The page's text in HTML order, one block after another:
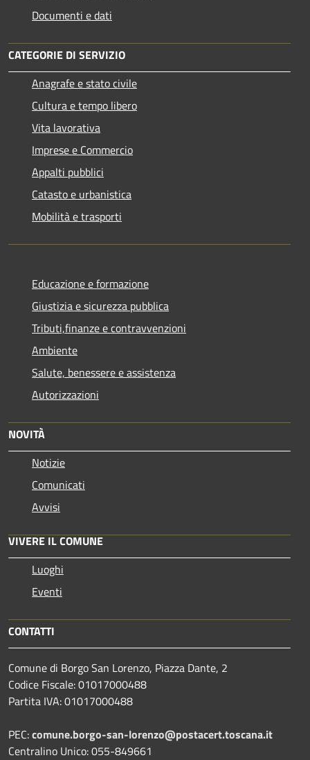
Documenti e dati
CATEGORIE DI SERVIZIO
Anagrafe e stato civile
Cultura e tempo libero
Vita lavorativa
Imprese e Commercio
Appalti pubblici
Catasto e urbanistica
Mobilità e trasporti
Educazione e formazione
Giustizia e sicurezza pubblica
Tributi,finanze e contravvenzioni
Ambiente
Salute, benessere e assistenza
Autorizzazioni
NOVITÀ
Notizie
Comunicati
Avvisi
VIVERE IL COMUNE
Luoghi
Eventi
CONTATTI
Comune di Borgo San Lorenzo, Piazza Dante, 2
Codice Fiscale: 01017000488
Partita IVA: 01017000488
PEC:comune.borgo-san-lorenzo@postacert.toscana.it
Centralino Unico: 055-849661